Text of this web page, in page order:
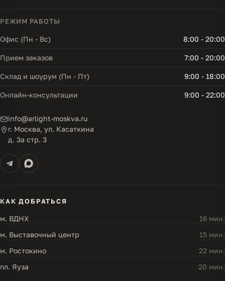
РЕЖИМ РАБОТЫ
Офис (Пн - Вс) 8:00 - 20:00
Прием заказов 7:00 - 20:00
Склад и шоурум (Пн - Пт) 9:00 - 18:00
Онлайн-консультации 9:00 - 22:00
info@arlight-moskva.ru
г. Москва, ул. Касаткина
д. 3а стр. 3
КАК ДОБРАТЬСЯ
м. ВДНХ
16 мин.
м. Выставочный центр
15 мин.
м. Ростокино
22 мин.
пл. Яуза
20 мин.